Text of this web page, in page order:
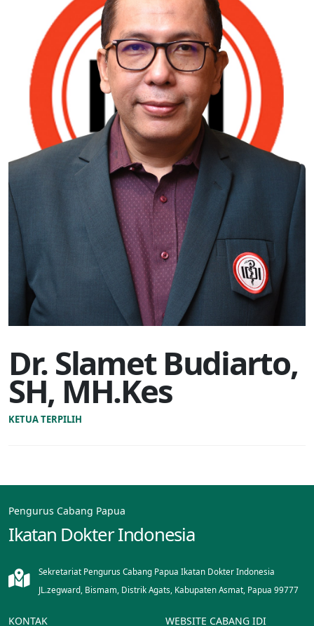
Dr. Slamet Budiarto,
SH, MH.Kes
KETUA TERPILIH
Pengurus Cabang Papua
Ikatan Dokter Indonesia
Sekretariat Pengurus Cabang Papua Ikatan Dokter Indonesia
JL.zegward, Bismam, Distrik Agats, Kabupaten Asmat, Papua 99777
KONTAK WEBSITE CABANG IDI